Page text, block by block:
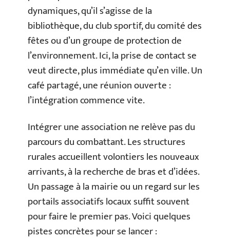
dynamiques, qu’il s’agisse de la
bibliothèque, du club sportif, du comité des
fêtes ou d’un groupe de protection de
l’environnement. Ici, la prise de contact se
veut directe, plus immédiate qu’en ville. Un
café partagé, une réunion ouverte :
l’intégration commence vite.
Intégrer une association ne relève pas du
parcours du combattant. Les structures
rurales accueillent volontiers les nouveaux
arrivants, à la recherche de bras et d’idées.
Un passage à la mairie ou un regard sur les
portails associatifs locaux suffit souvent
pour faire le premier pas. Voici quelques
pistes concrètes pour se lancer :